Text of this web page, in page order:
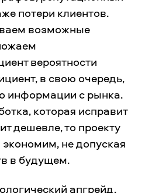
потери клиентов.
возможные
вероятности
в свою очередь,
информации с рынка.
которая исправит
дешевле, то проекту
не допуская
в будущем.
апгрейд.